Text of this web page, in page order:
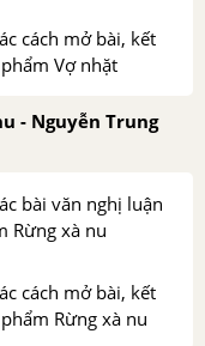
cách mở bài, kết
Vợ nhặt
- Nguyễn Trung
bài văn nghị luận
Rừng xà nu
cách mở bài, kết
Rừng xà nu